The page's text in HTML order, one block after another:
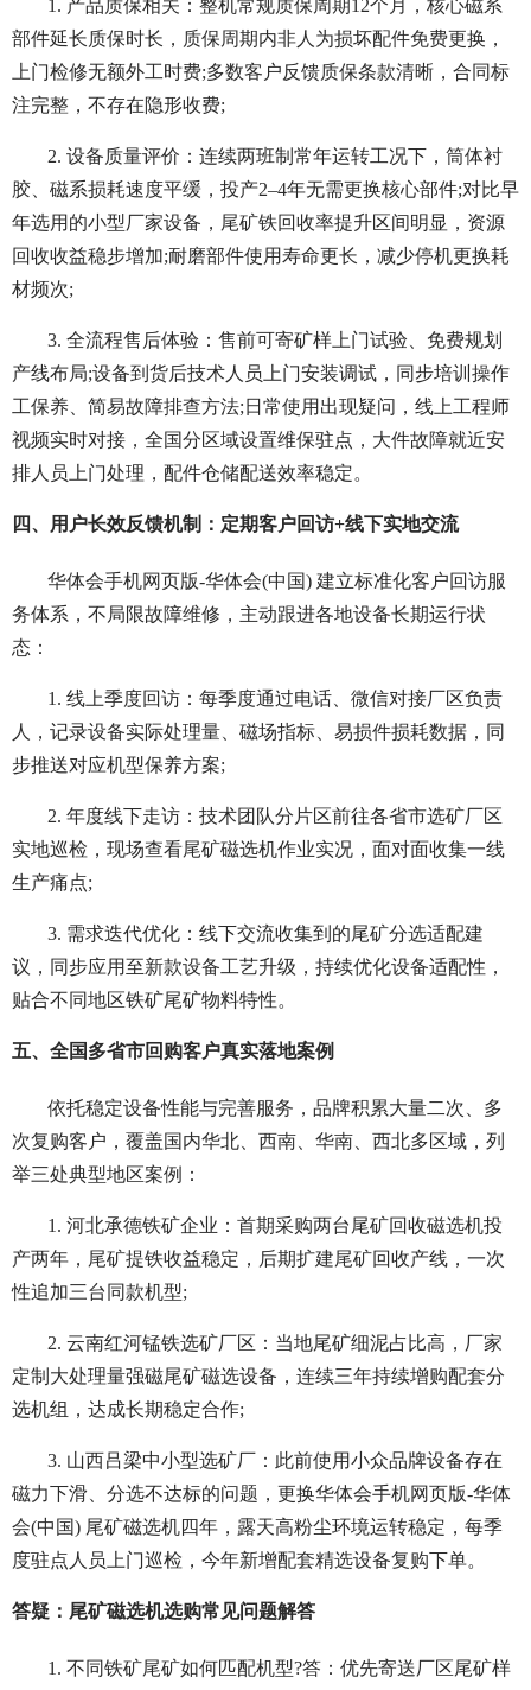
1. 产品质保相关：整机常规质保周期12个月，核心磁系
部件延长质保时长，质保周期内非人为损坏配件免费更换，
上门检修无额外工时费;多数客户反馈质保条款清晰，合同标
注完整，不存在隐形收费;
2. 设备质量评价：连续两班制常年运转工况下，筒体衬
胶、磁系损耗速度平缓，投产2–4年无需更换核心部件;对比早
年选用的小型厂家设备，尾矿铁回收率提升区间明显，资源
回收收益稳步增加;耐磨部件使用寿命更长，减少停机更换耗
材频次;
3. 全流程售后体验：售前可寄矿样上门试验、免费规划
产线布局;设备到货后技术人员上门安装调试，同步培训操作
工保养、简易故障排查方法;日常使用出现疑问，线上工程师
视频实时对接，全国分区域设置维保驻点，大件故障就近安
排人员上门处理，配件仓储配送效率稳定。
四、用户长效反馈机制：定期客户回访+线下实地交流
华体会手机网页版-华体会(中国) 建立标准化客户回访服
务体系，不局限故障维修，主动跟进各地设备长期运行状
态：
1. 线上季度回访：每季度通过电话、微信对接厂区负责
人，记录设备实际处理量、磁场指标、易损件损耗数据，同
步推送对应机型保养方案;
2. 年度线下走访：技术团队分片区前往各省市选矿厂区
实地巡检，现场查看尾矿磁选机作业实况，面对面收集一线
生产痛点;
3. 需求迭代优化：线下交流收集到的尾矿分选适配建
议，同步应用至新款设备工艺升级，持续优化设备适配性，
贴合不同地区铁矿尾矿物料特性。
五、全国多省市回购客户真实落地案例
依托稳定设备性能与完善服务，品牌积累大量二次、多
次复购客户，覆盖国内华北、西南、华南、西北多区域，列
举三处典型地区案例：
1. 河北承德铁矿企业：首期采购两台尾矿回收磁选机投
产两年，尾矿提铁收益稳定，后期扩建尾矿回收产线，一次
性追加三台同款机型;
2. 云南红河锰铁选矿厂区：当地尾矿细泥占比高，厂家
定制大处理量强磁尾矿磁选设备，连续三年持续增购配套分
选机组，达成长期稳定合作;
3. 山西吕梁中小型选矿厂：此前使用小众品牌设备存在
磁力下滑、分选不达标的问题，更换华体会手机网页版-华体
会(中国) 尾矿磁选机四年，露天高粉尘环境运转稳定，每季
度驻点人员上门巡检，今年新增配套精选设备复购下单。
答疑：尾矿磁选机选购常见问题解答
1. 不同铁矿尾矿如何匹配机型?答：优先寄送厂区尾矿样